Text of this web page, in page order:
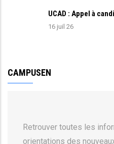
UCAD : Appel à
16 juil 26
CAMPUSEN
Retrouver toutes les
orientations des